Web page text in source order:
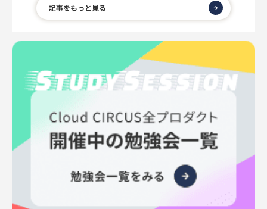
記事をもっと見る